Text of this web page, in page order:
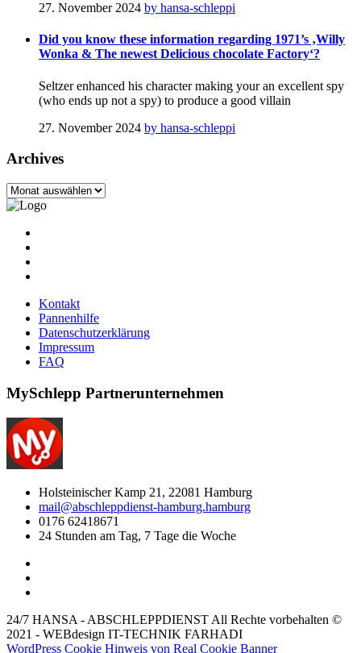
27. November 2024 by hansa-schleppi
Did you know these information regarding 1971’s ‚Willy
Wonka & The newest Delicious chocolate Factory‘?
Seltzer enhanced his character making your an excellent spy
(who ends up not a spy) to produce a good villain
27. November 2024 by hansa-schleppi
Archives
Archives
Kontakt
Pannenhilfe
Datenschutzerklärung
Impressum
FAQ
MySchlepp Partnerunternehmen
Holsteinischer Kamp 21, 22081 Hamburg
mail@abschleppdienst-hamburg.hamburg
0176 62418671
24 Stunden am Tag, 7 Tage die Woche
24/7 HANSA - ABSCHLEPPDIENST All Rechte vorbehalten ©
2021 - WEBdesign IT-TECHNIK FARHADI
WordPress Cookie Hinweis von Real Cookie Banner